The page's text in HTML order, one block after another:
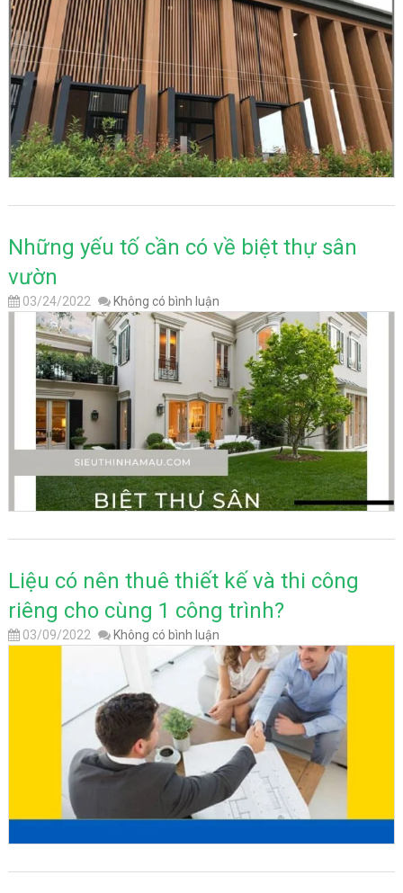
Những yếu tố cần có về biệt thự sân
vườn
03/24/2022 Không có bình luận
Liệu có nên thuê thiết kế và thi công
riêng cho cùng 1 công trình?
03/09/2022 Không có bình luận